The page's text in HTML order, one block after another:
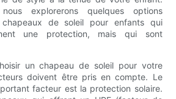
explorerons quelques options
de soleil pour enfants qui
une protection, mais qui sont
un chapeau de soleil pour votre
doivent être pris en compte. Le
facteur est la protection solaire.